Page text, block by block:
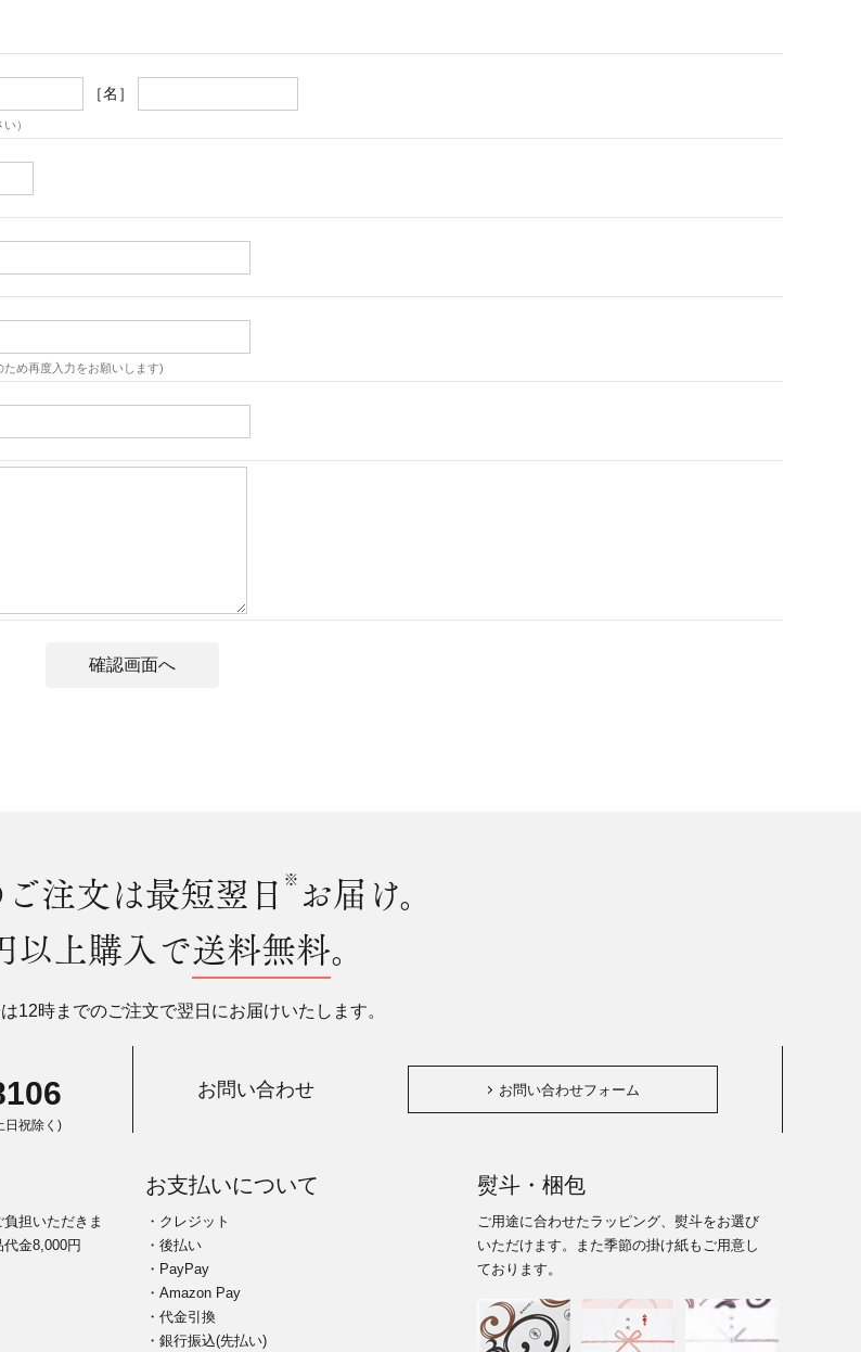
［名］
）
ため再度入力をお願いします)
注文は最短翌日 ※ お届け。
以上購入で送料無料。
12時までのご注文で翌日にお届けいたします。
日祝除く)
お問い合わせ お問い合わせフォーム
担いただきま
金8,000円
お支払いについて
・クレジット
・後払い
・PayPay
・Amazon Pay
・代金引換
・銀行振込(先払い)
熨斗・梱包
ご用途に合わせたラッピング、熨斗をお選び
いただけます。また季節の掛け紙もご用意し
ております。